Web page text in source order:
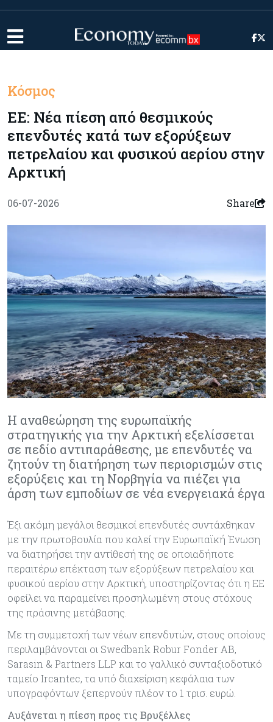
Κόσμος
ΕΕ: Νέα πίεση από θεσμικούς
επενδυτές κατά των εξορύξεων
πετρελαίου και φυσικού αερίου στην
Αρκτική
06-07-2026 Share
Η αναθεώρηση της ευρωπαϊκής
στρατηγικής για την Αρκτική εξελίσσεται
σε πεδίο αντιπαράθεσης, με επενδυτές να
ζητούν τη διατήρηση των περιορισμών στις
εξορύξεις και τη Νορβηγία να πιέζει για
άρση των εμποδίων σε νέα ενεργειακά έργα
Έξι ακόμη μεγάλοι θεσμικοί επενδυτές συντάχθηκαν
με την πρωτοβουλία που καλεί την Ευρωπαϊκή Ένωση
να διατηρήσει την αντίθεσή της σε οποιαδήποτε
περαιτέρω επέκταση των εξορύξεων πετρελαίου και
φυσικού αερίου στην Αρκτική, υποστηρίζοντας ότι η ΕΕ
οφείλει να παραμείνει προσηλωμένη στους στόχους
της πράσινης μετάβασης.
Με τη συμμετοχή των νέων επενδυτών, στους οποίους
περιλαμβάνονται οι Swedbank Robur Fonder AB,
Sarasin & Partners LLP και το γαλλικό συνταξιοδοτικό
ταμείο Ircantec, τα υπό διαχείριση κεφάλαια των
υπογραφόντων ξεπερνούν πλέον το 1 τρισ. ευρώ.
Αυξάνεται η πίεση προς τις Βρυξέλλες